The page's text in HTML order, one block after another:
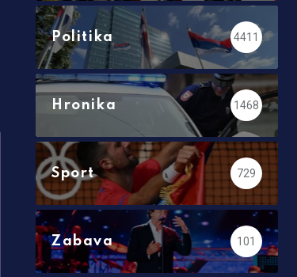
Politika 4411
Hronika 1468
Sport 729
Zabava 101